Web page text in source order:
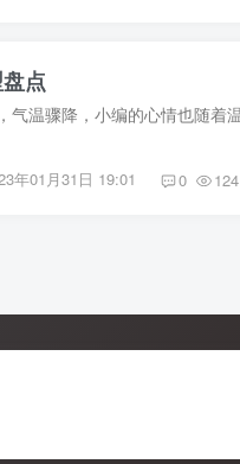
点
年01月31日 19:01 0 124